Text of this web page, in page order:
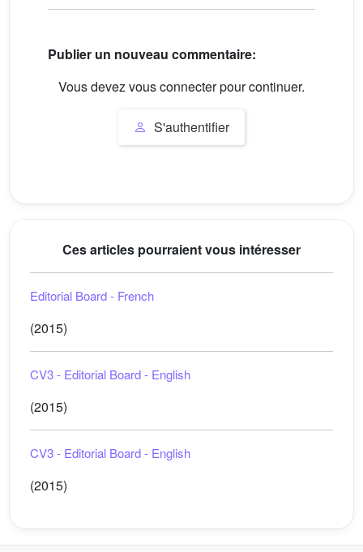
Publier un nouveau commentaire:
Vous devez vous connecter pour continuer.
S'authentifier
Ces articles pourraient vous intéresser
Editorial Board - French
(2015)
CV3 - Editorial Board - English
(2015)
CV3 - Editorial Board - English
(2015)